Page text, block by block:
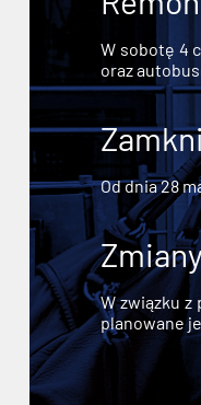
W sobotę 4
oraz
Od dnia 28
W związku z
planowane